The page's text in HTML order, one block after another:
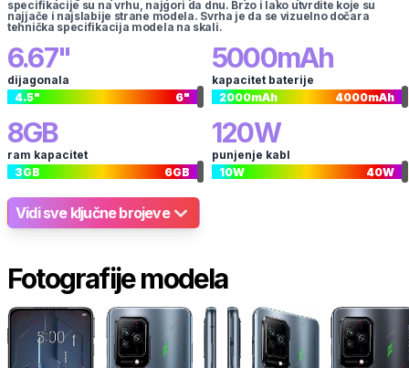
specifikacije su na vrhu, najgori da dnu. Brzo i lako utvrdite koje su
najjače i najslabije strane modela. Svrha je da se vizuelno dočara
tehnička specifikacija modela na skali.
6.67"
dijagonala
4.5" 6"
5000mAh
kapacitet baterije
2000mAh 4000mAh
8GB
ram kapacitet
3GB 6GB
120W
punjenje kabl
10W 40W
Vidi sve ključne brojeve
Fotografije modela